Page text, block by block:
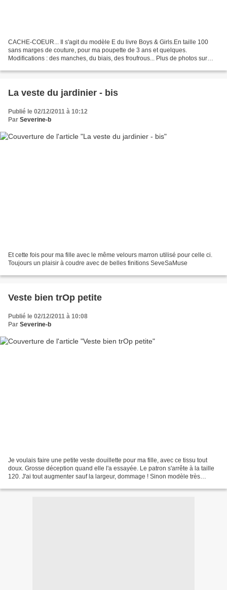
CACHE-COEUR... Il s'agit du modèle E du livre Boys & Girls.En taille 100
sans marges de couture, pour ma poupette de 3 ans et quelques.
Modifications : des manches, du biais, des froufrous... Plus de photos sur
La veste du jardinier - bis
Publié le 02/12/2011 à 10:12
Par Severine-b
Et cette fois pour ma fille avec le même velours marron utilisé pour celle ci.
Toujours un plaisir à coudre avec de belles finitions SeveSaMuse
Veste bien trOp petite
Publié le 02/12/2011 à 10:08
Par Severine-b
Je voulais faire une petite veste douillette pour ma fille, avec ce tissu tout
doux. Grosse déception quand elle l'a essayée. Le patron s'arrête à la taille
120. J'ai tout augmenter sauf la largeur, dommage ! Sinon modèle très